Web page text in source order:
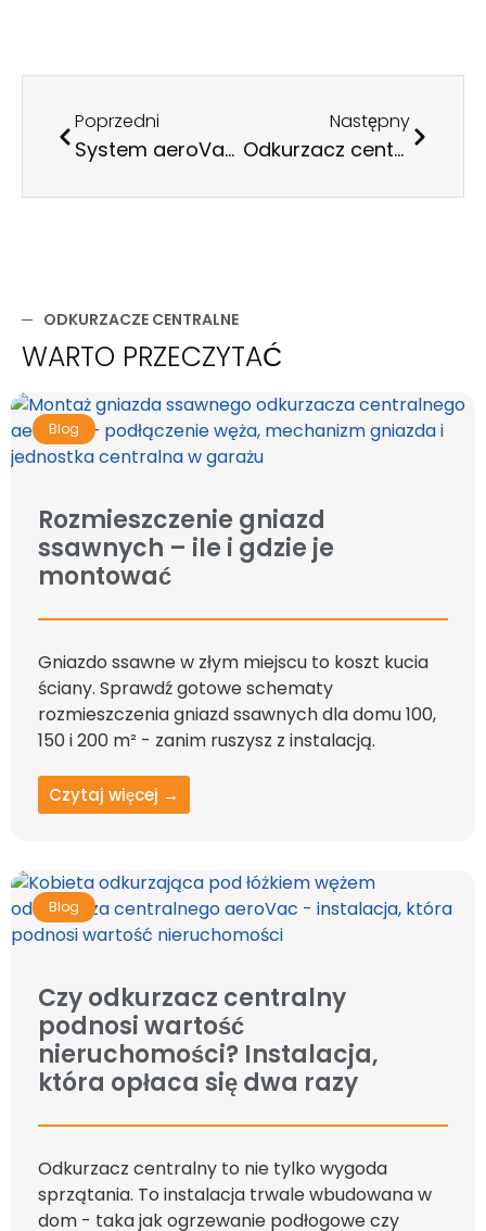
Poprzedni
System aeroVac – nowoczesny system centralnego odkurzania dopasowany do Twojego domu
Następny
Odkurzacz centralny dla alergika i astmatyka – jak naprawdę działa i co wybrać
ODKURZACZE CENTRALNE
WARTO PRZECZYTAĆ
Blog
Rozmieszczenie gniazd
ssawnych – ile i gdzie je
montować
Gniazdo ssawne w złym miejscu to koszt kucia
ściany. Sprawdź gotowe schematy
rozmieszczenia gniazd ssawnych dla domu 100,
150 i 200 m² - zanim ruszysz z instalacją.
Czytaj więcej →
Blog
Czy odkurzacz centralny
podnosi wartość
nieruchomości? Instalacja,
która opłaca się dwa razy
Odkurzacz centralny to nie tylko wygoda
sprzątania. To instalacja trwale wbudowana w
dom - taka jak ogrzewanie podłogowe czy